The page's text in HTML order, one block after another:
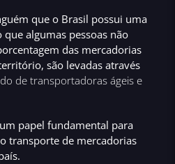
que o Brasil possui uma
algumas pessoas não
das mercadorias
são levadas através
de transportadoras ágeis e
um papel fundamental para
transporte de mercadorias